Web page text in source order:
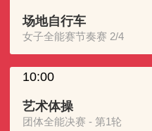
场地自行车
女子全能赛节奏赛 2/4
10:00
艺术体操
团体全能决赛 - 第1轮